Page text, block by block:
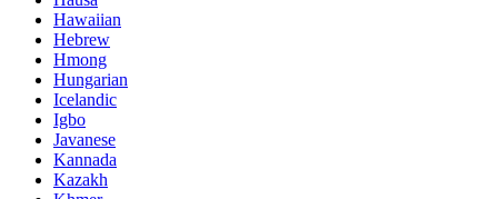
Hawaiian
Hebrew
Hmong
Hungarian
Icelandic
Igbo
Javanese
Kannada
Kazakh